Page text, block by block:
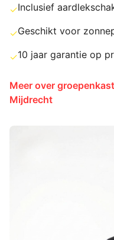
✓Inclusief
✓Geschikt voor
✓10 jaar garantie op
Meer over
Mijdrecht